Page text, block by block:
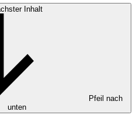
Inhalt
Pfeil nach
unten